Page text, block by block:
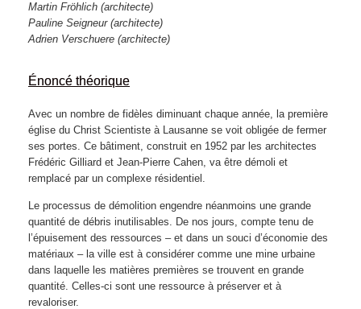
Martin Fröhlich (architecte)
Pauline Seigneur (architecte)
Adrien Verschuere (architecte)
Énoncé théorique
Avec un nombre de fidèles diminuant chaque année, la première
église du Christ Scientiste à Lausanne se voit obligée de fermer
ses portes. Ce bâtiment, construit en 1952 par les architectes
Frédéric Gilliard et Jean-Pierre Cahen, va être démoli et
remplacé par un complexe résidentiel.
Le processus de démolition engendre néanmoins une grande
quantité de débris inutilisables. De nos jours, compte tenu de
l’épuisement des ressources – et dans un souci d’économie des
matériaux – la ville est à considérer comme une mine urbaine
dans laquelle les matières premières se trouvent en grande
quantité. Celles-ci sont une ressource à préserver et à
revaloriser.